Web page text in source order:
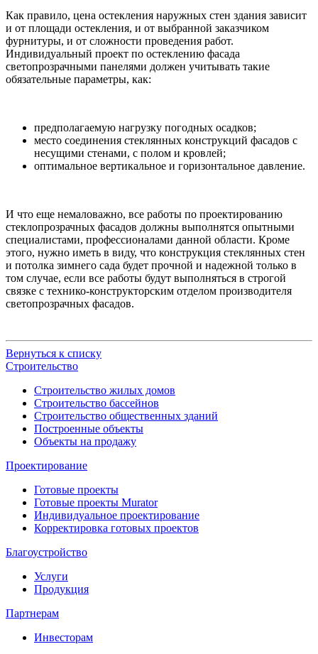
Как правило, цена остекления наружных стен здания зависит
и от площади остекления, и от выбранной заказчиком
фурнитуры, и от сложности проведения работ.
Индивидуальный проект по остеклению фасада
светопрозрачными панелями должен учитывать такие
обязательные параметры, как:
предполагаемую нагрузку погодных осадков;
место соединения стеклянных конструкций фасадов с
несущими стенами, с полом и кровлей;
оптимальное вертикальное и горизонтальное давление.
И что еще немаловажно, все работы по проектированию
стеклопрозрачных фасадов должны выполнятся опытными
специалистами, профессионалами данной области. Кроме
этого, нужно иметь в виду, что конструкция стеклянных стен
и потолка зимнего сада будет прочной и надежной только в
том случае, если все работы будут выполняться в строгой
связке с технико-конструкторским отделом производителя
светопрозрачных фасадов.
Вернуться к списку
Строительство
Строительство жилых домов
Строительство бассейнов
Строительство общественных зданий
Построенные объекты
Объекты на продажу
Проектирование
Готовые проекты
Готовые проекты Murator
Индивидуальное проектирование
Корректировка готовых проектов
Благоустройство
Услуги
Продукция
Партнерам
Инвесторам